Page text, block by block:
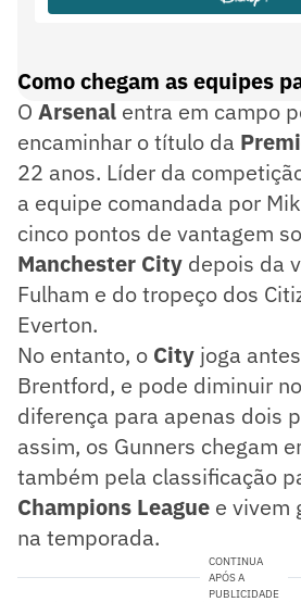
Como chegam as equipes
O Arsenal entra em campo
encaminhar o título da
22 anos. Líder da
a equipe comandada por
cinco pontos de vantagem
Manchester City depois da
Fulham e do tropeço dos
Everton.
No entanto, o City joga
Brentford, e pode diminuir
diferença para apenas dois
assim, os Gunners chegam
também pela classificação
Champions League e vivem
na temporada.
CONTINUA
APÓS A
PUBLICIDADE